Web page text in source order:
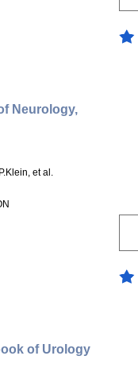
Neurology,
et al.
of Urology